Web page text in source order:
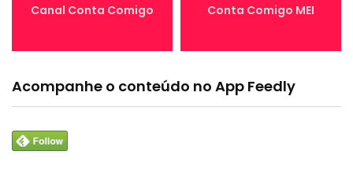
Canal Conta Comigo Conta Comigo MEI
Acompanhe o conteúdo no App Feedly